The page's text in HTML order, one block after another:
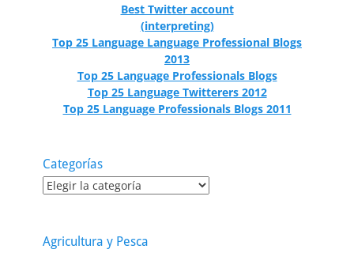
Best Twitter account
(interpreting)
Top 25 Language Language Professional Blogs
2013
Top 25 Language Professionals Blogs
Top 25 Language Twitterers 2012
Top 25 Language Professionals Blogs 2011
Categorías
Categorías
Agricultura y Pesca